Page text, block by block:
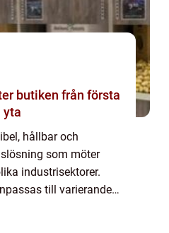
från första
yta
hållbar och
som möter
industrisektorer.
till varierande